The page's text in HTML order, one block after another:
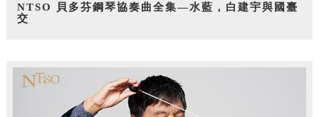
NTSO 貝多芬鋼琴協奏曲全集—水藍，白建宇與國臺
交